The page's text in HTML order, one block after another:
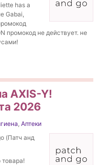
has a
Gabai,
промокод не действует. не
AXIS-Y!
2026
, Аптеки
(Патч анд
товара!